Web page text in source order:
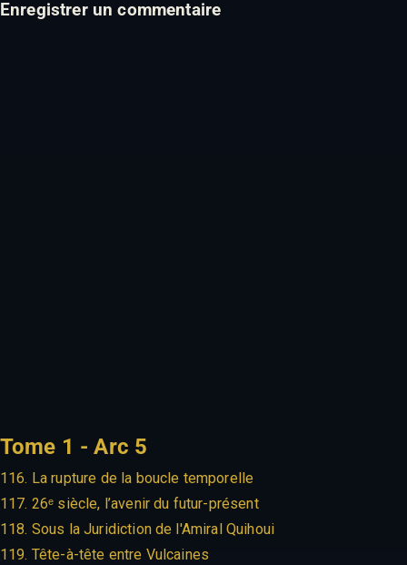
Enregistrer un commentaire
Tome 1 - Arc 5
116. La rupture de la boucle temporelle
117. 26ᵉ siècle, l’avenir du futur-présent
118. Sous la Juridiction de l'Amiral Quihoui
119. Tête-à-tête entre Vulcaines